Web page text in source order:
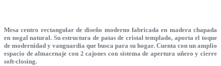
Mesa centro rectangular de diseño moderno fabricada en madera chapada
en nogal natural. Su estructura de patas de cristal templado, aporta el toque
de modernidad y vanguardia que busca para su hogar. Cuenta con un amplio
espacio de almacenaje con 2 cajones con sistema de apertura uñero y cierre
soft-closing.